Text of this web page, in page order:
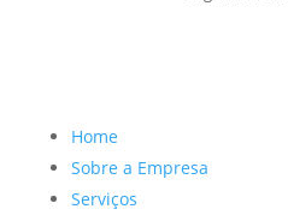
Home
Sobre a Empresa
Serviços